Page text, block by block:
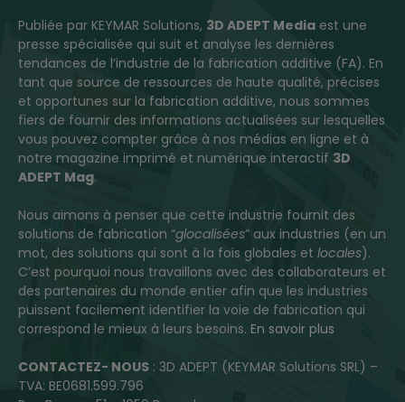
Publiée par KEYMAR Solutions, 3D ADEPT Media est une
presse spécialisée qui suit et analyse les dernières
tendances de l’industrie de la fabrication additive (FA). En
tant que source de ressources de haute qualité, précises
et opportunes sur la fabrication additive, nous sommes
fiers de fournir des informations actualisées sur lesquelles
vous pouvez compter grâce à nos médias en ligne et à
notre magazine imprimé et numérique interactif 3D
ADEPT Mag.
Nous aimons à penser que cette industrie fournit des
solutions de fabrication “glocalisées” aux industries (en un
mot, des solutions qui sont à la fois globales et locales).
C’est pourquoi nous travaillons avec des collaborateurs et
des partenaires du monde entier afin que les industries
puissent facilement identifier la voie de fabrication qui
correspond le mieux à leurs besoins. En savoir plus
CONTACTEZ- NOUS : 3D ADEPT (KEYMAR Solutions SRL) –
TVA: BE0681.599.796